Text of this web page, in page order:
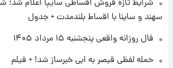
شرایط تازه فروش اقساطی سایپا اعلام شد؛
سهند و ساینا با اقساط بلندمدت + جدول
فال روزانه واقعی پنجشنبه ۱۵ مرداد ۱۴۰۵
حمله لفظی قیصر به ابی خبرساز شد! + فیلم